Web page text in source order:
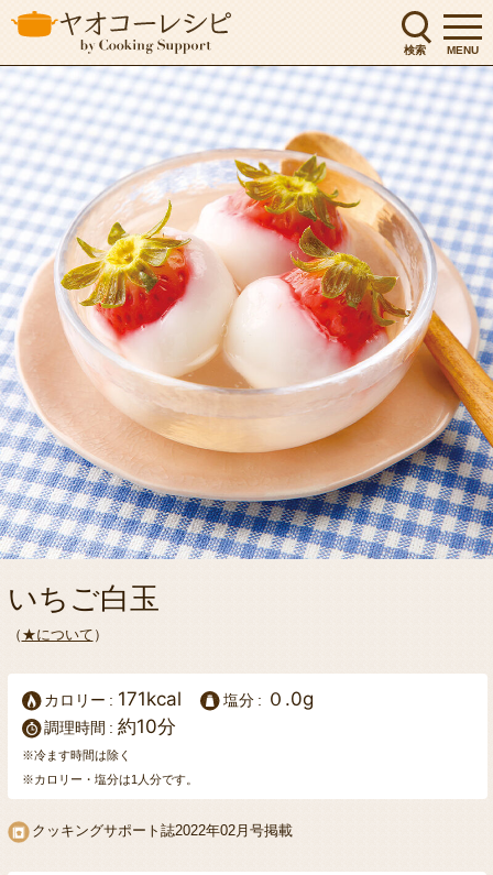
検索 MENU
いちご白玉
（ ★について ）
カロリー 171kcal 塩分 ０.0g
調理時間 約10分
※冷ます時間は除く
※カロリー・塩分は1人分です。
クッキングサポート誌2022年02月号掲載